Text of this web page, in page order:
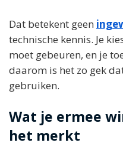
Dat betekent geen
technische kennis. Je
moet gebeuren, en je
daarom is het zo gek
gebruiken.
Wat je ermee
het merkt